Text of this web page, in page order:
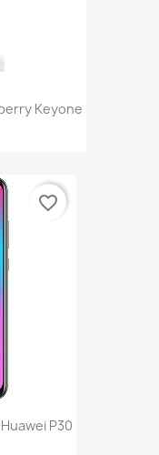
Keyone
P30
favorite_border